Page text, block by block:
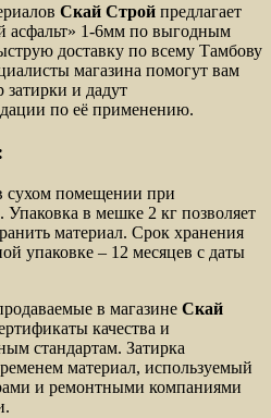
Скай Строй предлагает
1-6мм по выгодным
доставку по всему Тамбову
магазина помогут вам
и дадут
по её применению.
сухом помещении при
Упаковка в мешке 2 кг позволяет
материал. Срок хранения
упаковке – 12 месяцев с даты
в магазине Скай
качества и
стандартам. Затирка
материал, используемый
и ремонтными компаниями